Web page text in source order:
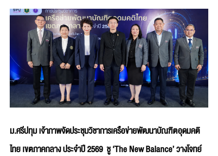
ม.ศรีปทุม เจ้าภาพจัดประชุมวิชาการเครือข่ายพัฒนาบัณฑิตอุดมคติ
ไทย เขตภาคกลาง ประจำปี 2569 ชู ‘The New Balance’ วางโจทย์